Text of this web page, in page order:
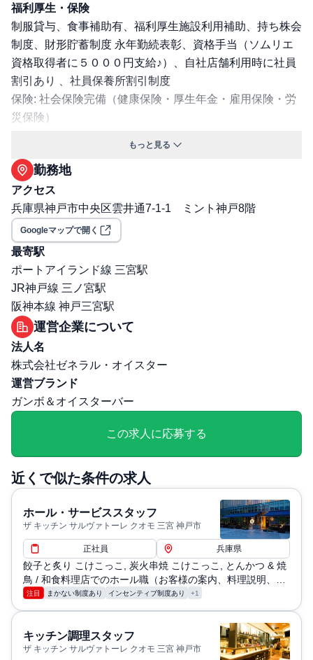
福利厚生・保険
制服貸与、食事補助有、福利厚生施設利用補助、持ち株会
制度、財形貯蓄制度 永年勤続表彰、資格手当（ソムリエ
資格取得者に５０００円支給♪）、自社店舗利用時に社員
割引あり 、社員保養所割引制度
保険: 社会保険完備（健康保険・厚生年金・雇用保険・労
災保険）
その他
勤務・休日に関する補足: ・勤務時間： 7:00～16:00（み
なし残業50時間給料に含む）・休日：月8～9日（シフト
制、週休2日）、夏季休暇6日、冬季休暇6日、有給 ※My
Day休暇…年に1度の誕生日や結婚記念日など特別な日に
お休みがとれる制度
もっと見る
勤務地
アクセス
兵庫県神戸市中央区雲井通7-1-1 ミント神戸8階
Googleマップで開く
最寄駅
ポートアイランド線 三宮駅
JR神戸線 三ノ宮駅
阪神本線 神戸三宮駅
運営企業について
法人名
株式会社ゼネラル・オイスター
運営ブランド
ガンボ＆オイスターバー
この求人に応募する
近くで似た条件の求人
ホール・サービススタッフ
ザ キッチン サルヴァトーレ クオモ 三宮 神戸市
正社員 兵庫県
餃子と炙り こけこっこ, 炭火串焼 こけこっこ, とんかつ & 焼
鳥 / 和食料理店でのホール職（お客様の案内、料理説明、オ
ーダー取り、料理や飲み物の提供）
注目 まかない制度あり インセンティブ制度あり +1
キッチン調理スタッフ
ザ キッチン サルヴァトーレ クオモ 三宮 神戸市